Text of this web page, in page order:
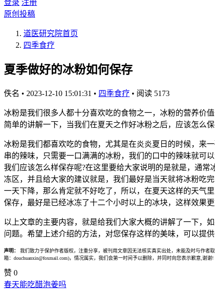
登录 注册
原创投稿
道医研究院首页
四季食疗
夏季做好的冰粉如何保存
佚名 • 2023-12-10 15:01:31 • 四季食疗 • 阅读 5173
冰粉是我们很多人都十分喜欢吃的食物之一，冰粉的营养价
简单的讲解一下，当我们在夏天之作好冰粉之后，应该怎么保
冰粉是我们都喜欢吃的食物，尤其是在炎炎夏日的时候，来
串的辣味，只需要一口满满的冰粉，我们的口中的辣味就可
我们应该怎么样保存呢?在这里要给大家说明的是就是，通
冻区，并且给大家的建议就是，我们最好是当天就将冰粉吃
一天下降，那么肯定就不好吃了，所以，在夏天这样的天气
保存，最好是已经冰冻了十二个小时以上的冰块，这样效果
以上文章的主要内容，就是给我们大家大概的讲解了一下，
问题。希望上述介绍的方法，对您保存这样的美味，可以提供
声明：
我们致力于保护作者版权，注重分享，被刊用文章因无法核实真实出处，未能及时与作
箱：douchuanxin@foxmail.com)，情况属实，我们会第一时间予以删除，并同时向您表示歉意,谢谢!
赞 0
春天能吃醋泡姜吗